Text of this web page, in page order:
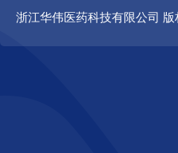
浙江华伟医药科技有限公司 版